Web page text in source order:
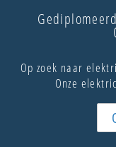
Op zoek naar
Onze